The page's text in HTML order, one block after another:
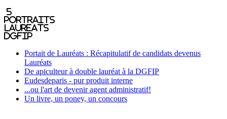
5
portraits
laureats
DGFIP
Portait de Lauréats : Récapitulatif de candidats devenus
Lauréats
De apiculteur à double lauréat à la DGFIP
Eudesdeparis - pur produit interne
...ou l'art de devenir agent administratif!
Un livre, un poney, un concours